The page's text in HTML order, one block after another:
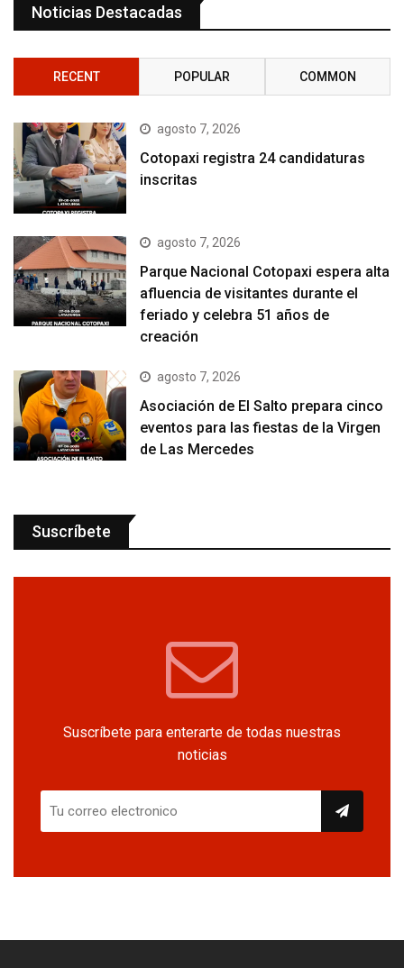
Noticias Destacadas
RECENT POPULAR COMMON
agosto 7, 2026
Cotopaxi registra 24 candidaturas
inscritas
agosto 7, 2026
Parque Nacional Cotopaxi espera alta
afluencia de visitantes durante el
feriado y celebra 51 años de
creación
agosto 7, 2026
Asociación de El Salto prepara cinco
eventos para las fiestas de la Virgen
de Las Mercedes
Suscríbete
Suscríbete para enterarte de todas nuestras
noticias